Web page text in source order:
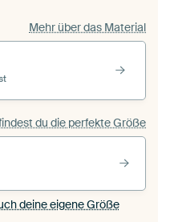
Mehr über das Material
du die perfekte Größe
deine eigene Größe